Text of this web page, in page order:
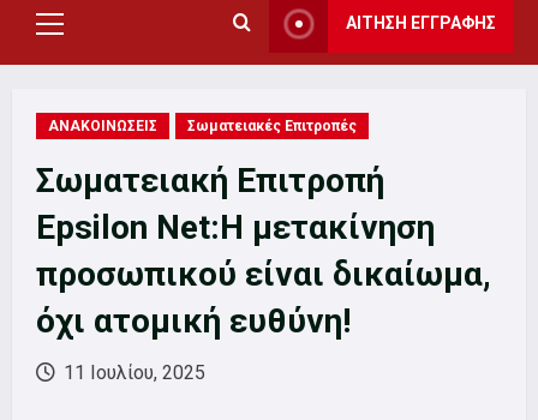
Primary
Menu
ΑΙΤΗΣΗ ΕΓΓΡΑΦΗΣ
ΑΝΑΚΟΙΝΩΣΕΙΣ Σωματειακές Επιτροπές
Σωματειακή Επιτροπή
Epsilon Net:Η μετακίνηση
προσωπικού είναι δικαίωμα,
όχι ατομική ευθύνη!
11 Ιουλίου, 2025